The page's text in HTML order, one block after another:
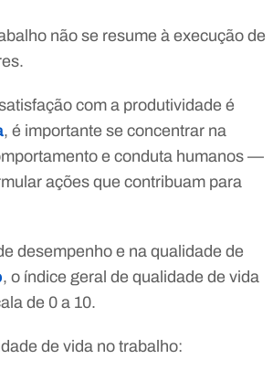
não se resume à execução de
com a produtividade é
, é importante se concentrar na
e conduta humanos —
ações que contribuam para
desempenho e na qualidade de
, o índice geral de qualidade de vida
de 0 a 10.
de vida no trabalho: